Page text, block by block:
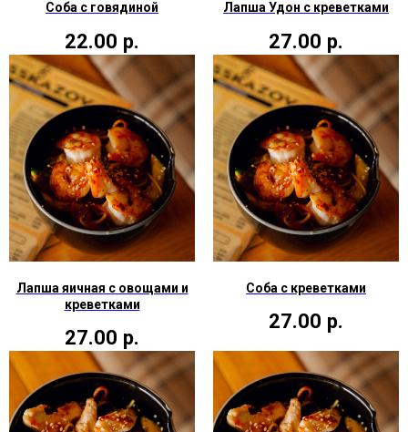
Соба с говядиной
22.00 р.
Лапша Удон с креветками
27.00 р.
Лапша яичная с овощами и
креветками
27.00 р.
Соба с креветками
27.00 р.